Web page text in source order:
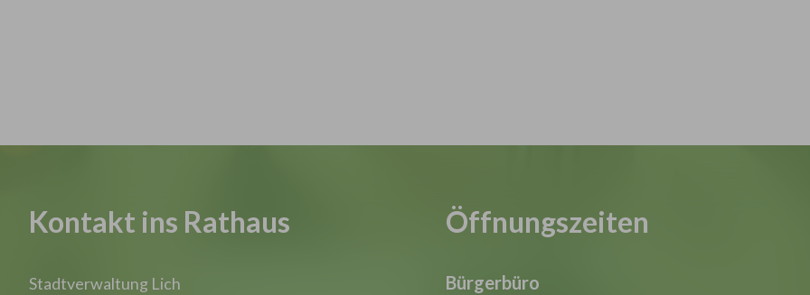
Kontakt ins Rathaus
Stadtverwaltung Lich
Öffnungszeiten
Bürgerbüro